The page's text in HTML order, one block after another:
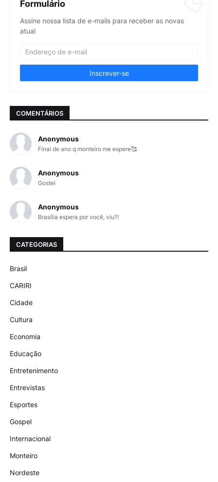
Formulário
Assine nossa lista de e-mails para receber as novas
atual
COMENTÁRIOS
Anonymous
Final de ano q monteiro me espere🥰
Anonymous
Gostei
Anonymous
Brasília espera por você, viu?!
CATEGORIAS
Brasil
CARIRI
Cidade
Cultura
Economia
Educação
Entretenimento
Entrevistas
Esportes
Gospel
Internacional
Monteiro
Nordeste